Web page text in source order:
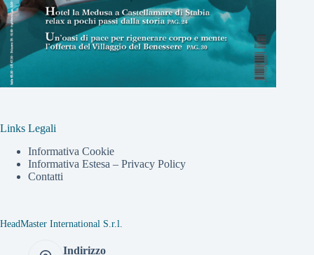
Links Legali
Informativa Cookie
Informativa Estesa – Privacy Policy
Contatti
HeadMaster International S.r.l.
Indirizzo